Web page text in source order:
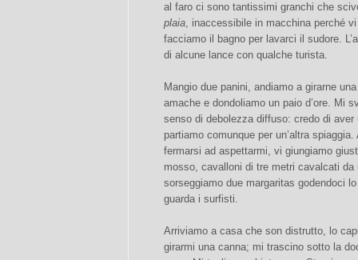
al faro ci sono tantissimi granchi che
plaia, inaccessibile in macchina perché
facciamo il bagno per lavarci il sudore.
di alcune lance con qualche turista.
Mangio due panini, andiamo a girarne
amache e dondoliamo un paio d’ore. Mi
senso di debolezza diffuso: credo di aver
partiamo comunque per un’altra
fermarsi ad aspettarmi, vi giungiamo
mosso, cavalloni di tre metri cavalcati
sorseggiamo due margaritas godendoci
guarda i surfisti.
Arriviamo a casa che son distrutto, lo
girarmi una canna; mi trascino sotto la